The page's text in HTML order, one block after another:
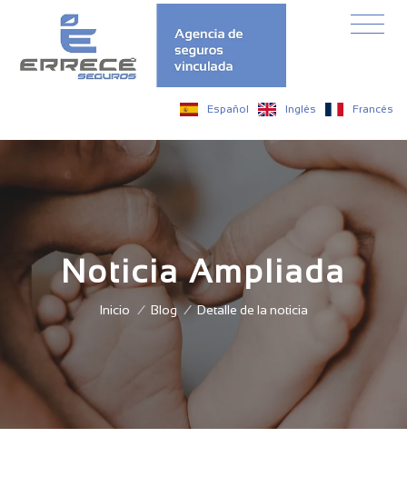
Español Inglés Francés
Noticia Ampliada
Inicio / Blog / Detalle de la noticia